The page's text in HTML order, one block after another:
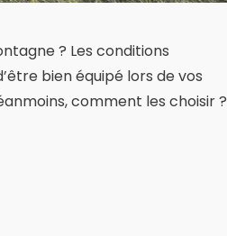
? Les conditions
bien équipé lors de vos
comment les choisir ?